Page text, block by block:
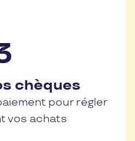
chèques
pour régler
vos achats